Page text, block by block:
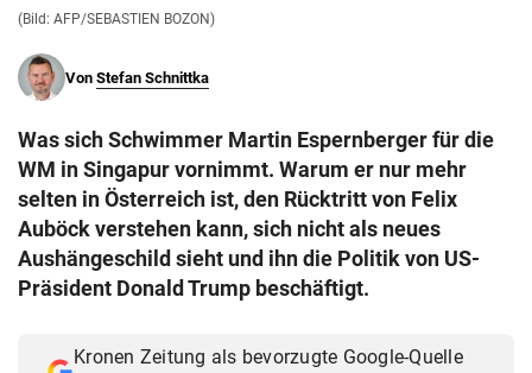
(Bild: AFP/SEBASTIEN BOZON)
Von Stefan Schnittka
Was sich Schwimmer Martin Espernberger für die
WM in Singapur vornimmt. Warum er nur mehr
selten in Österreich ist, den Rücktritt von Felix
Auböck verstehen kann, sich nicht als neues
Aushängeschild sieht und ihn die Politik von US-
Präsident Donald Trump beschäftigt.
Kronen Zeitung als bevorzugte Google-Quelle